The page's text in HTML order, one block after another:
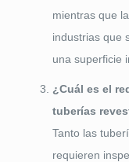
mientras que
industrias que
una superficie
¿Cuál es el
tuberías
Tanto las
requieren